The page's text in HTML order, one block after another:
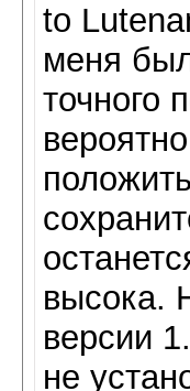
to
меня
точного
высока.
версии
не